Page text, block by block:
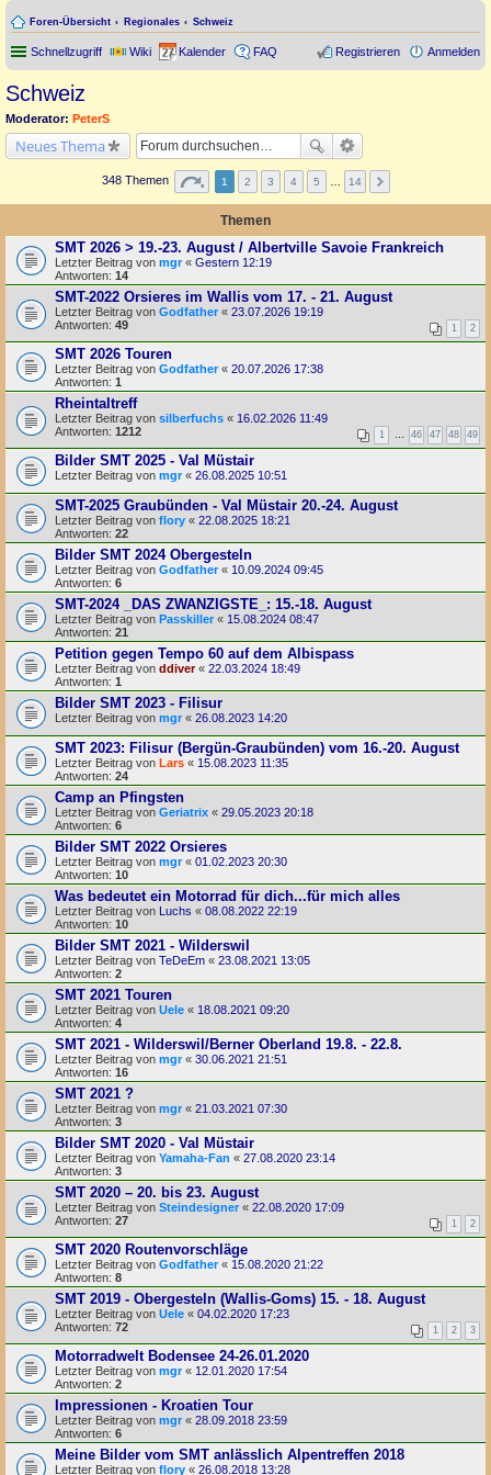
Foren-Übersicht Regionales Schweiz
Schnellzugriff Wiki Kalender FAQ Anmelden
Registrieren
Schweiz
Moderator: PeterS
Neues Thema
348 Themen 1 2 3 4 5 14
Themen
SMT 2026 > 19.-23. August / Albertville Savoie Frankreich
Letzter Beitrag von mgr« Gestern 12:19
Antworten: 14
SMT-2022 Orsieres im Wallis vom 17. - 21. August
Letzter Beitrag von Godfather « 23.07.2026 19:19
Antworten: 49 1 2
SMT 2026 Touren
Letzter Beitrag von Godfather« 20.07.2026 17:38
Antworten: 1
Rheintaltreff
Letzter Beitrag von silberfuchs « 16.02.2026 11:49
Antworten: 1212 1 46 47 48 49
Bilder SMT 2025 - Val Müstair
Letzter Beitrag von mgr« 26.08.2025 10:51
SMT-2025 Graubünden - Val Müstair 20.-24. August
Letzter Beitrag von flory « 22.08.2025 18:21
Antworten: 22
Bilder SMT 2024 Obergesteln
Letzter Beitrag von Godfather« 10.09.2024 09:45
Antworten: 6
SMT-2024 _DAS ZWANZIGSTE_: 15.-18. August
Letzter Beitrag von Passkiller « 15.08.2024 08:47
Antworten: 21
Petition gegen Tempo 60 auf dem Albispass
Letzter Beitrag von ddiver« 22.03.2024 18:49
Antworten: 1
Bilder SMT 2023 - Filisur
Letzter Beitrag von mgr « 26.08.2023 14:20
SMT 2023: Filisur (Bergün-Graubünden) vom 16.-20. August
Letzter Beitrag von Lars « 15.08.2023 11:35
Antworten: 24
Camp an Pfingsten
Letzter Beitrag von Geriatrix « 29.05.2023 20:18
Antworten: 6
Bilder SMT 2022 Orsieres
Letzter Beitrag von mgr« 01.02.2023 20:30
Antworten: 10
Was bedeutet ein Motorrad für dich...für mich alles
Letzter Beitrag von Luchs « 08.08.2022 22:19
Antworten: 10
Bilder SMT 2021 - Wilderswil
Letzter Beitrag von TeDeEm « 23.08.2021 13:05
Antworten: 2
SMT 2021 Touren
Letzter Beitrag von Uele « 18.08.2021 09:20
Antworten: 4
SMT 2021 - Wilderswil/Berner Oberland 19.8. - 22.8.
Letzter Beitrag von mgr« 30.06.2021 21:51
Antworten: 16
SMT 2021 ?
Letzter Beitrag von mgr « 21.03.2021 07:30
Antworten: 3
Bilder SMT 2020 - Val Müstair
Letzter Beitrag von Yamaha-Fan « 27.08.2020 23:14
Antworten: 3
SMT 2020 – 20. bis 23. August
Letzter Beitrag von Steindesigner « 22.08.2020 17:09
Antworten: 27 1 2
SMT 2020 Routenvorschläge
Letzter Beitrag von Godfather« 15.08.2020 21:22
Antworten: 8
SMT 2019 - Obergesteln (Wallis-Goms) 15. - 18. August
Letzter Beitrag von Uele « 04.02.2020 17:23
Antworten: 72 1 2 3
Motorradwelt Bodensee 24-26.01.2020
Letzter Beitrag von mgr« 12.01.2020 17:54
Antworten: 2
Impressionen - Kroatien Tour
Letzter Beitrag von mgr « 28.09.2018 23:59
Antworten: 6
Meine Bilder vom SMT anlässlich Alpentreffen 2018
Letzter Beitrag von flory « 26.08.2018 13:28